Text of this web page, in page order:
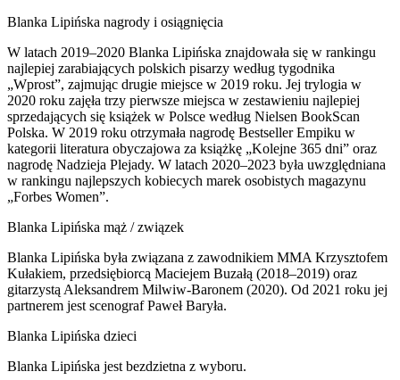
Blanka Lipińska nagrody i osiągnięcia
W latach 2019–2020 Blanka Lipińska znajdowała się w rankingu
najlepiej zarabiających polskich pisarzy według tygodnika
„Wprost”, zajmując drugie miejsce w 2019 roku. Jej trylogia w
2020 roku zajęła trzy pierwsze miejsca w zestawieniu najlepiej
sprzedających się książek w Polsce według Nielsen BookScan
Polska. W 2019 roku otrzymała nagrodę Bestseller Empiku w
kategorii literatura obyczajowa za książkę „Kolejne 365 dni” oraz
nagrodę Nadzieja Plejady. W latach 2020–2023 była uwzględniana
w rankingu najlepszych kobiecych marek osobistych magazynu
„Forbes Women”.
Blanka Lipińska mąż / związek
Blanka Lipińska była związana z zawodnikiem MMA Krzysztofem
Kułakiem, przedsiębiorcą Maciejem Buzałą (2018–2019) oraz
gitarzystą Aleksandrem Milwiw-Baronem (2020). Od 2021 roku jej
partnerem jest scenograf Paweł Baryła.
Blanka Lipińska dzieci
Blanka Lipińska jest bezdzietna z wyboru.